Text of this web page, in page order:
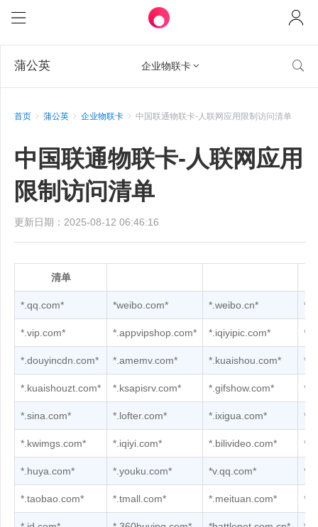
蒲公英 企业物联卡  
首页 蒲公英 企业物联卡 中国联通物联卡-人联网应用限制访问清单
中国联通物联卡-人联网应用
限制访问清单
更新日期：2025-08-12 06:46:16
清单
*.qq.com* *weibo.com* *.weibo.cn*
*.vip.com* *.appvipshop.com* *.iqiyipic.com*
*.douyincdn.com* *.amemv.com* *.kuaishou.com*
*.kuaishouzt.com* *.ksapisrv.com* *.gifshow.com*
*.sina.com* *.lofter.com* *.ixigua.com*
*.kwimgs.com* *.iqiyi.com* *.bilivideo.com*
*.huya.com* *.youku.com* *v.qq.com*
*.taobao.com* *.tmall.com* *.meituan.com*